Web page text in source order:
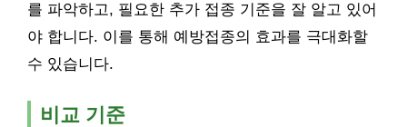
를 파악하고, 필요한 추가 접종 기준을 잘 알고 있어
야 합니다. 이를 통해 예방접종의 효과를 극대화할
수 있습니다.
비교 기준